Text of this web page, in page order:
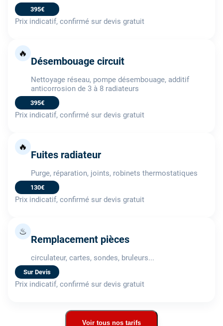
395€
Prix indicatif, confirmé sur devis gratuit
🔥
Désembouage circuit
Nettoyage réseau, pompe désembouage, additif
anticorrosion de 3 à 8 radiateurs
395€
Prix indicatif, confirmé sur devis gratuit
🔥
Fuites radiateur
Purge, réparation, joints, robinets thermostatiques
130€
Prix indicatif, confirmé sur devis gratuit
♨
Remplacement pièces
circulateur, cartes, sondes, bruleurs...
Sur Devis
Prix indicatif, confirmé sur devis gratuit
Voir tous nos tarifs